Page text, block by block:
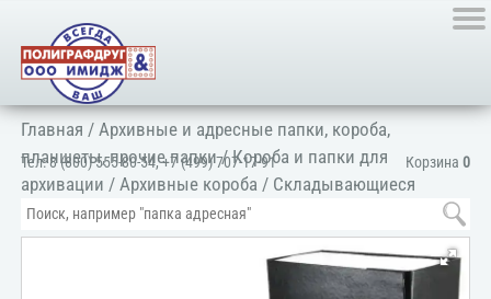
Корзина 0
Тел:8 (800) 555-80-54,+7 (499) 707-17-91
Главная /Архивные и адресные папки, короба,
планшеты, прочие папки/Короба и папки для
архивации /Архивные короба / Складывающиеся
короба/